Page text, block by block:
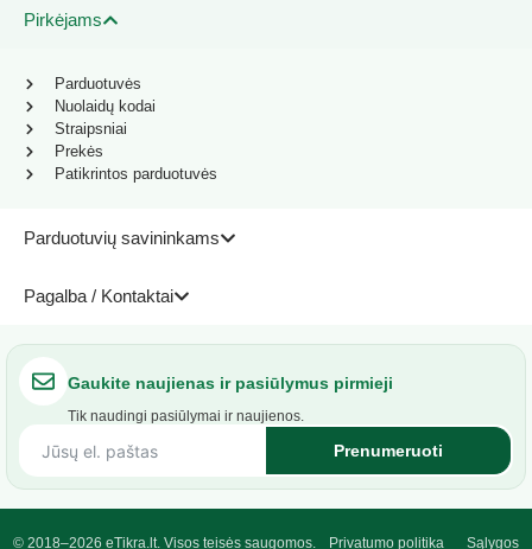
Pirkėjams
Parduotuvių savininkams
Pagalba / Kontaktai
Parduotuvės
Nuolaidų kodai
Straipsniai
Prekės
Patikrintos parduotuvės
Gaukite naujienas ir pasiūlymus pirmieji
Tik naudingi pasiūlymai ir naujienos.
Prenumeruoti
© 2018–2026 eTikra.lt. Visos teisės saugomos. Privatumo politika Sąlygos